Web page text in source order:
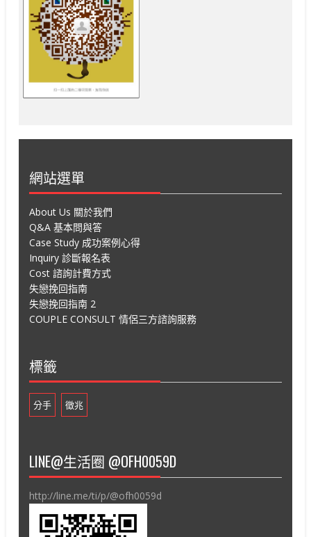
網站選單
About Us 關於我們
Q&A 基本問與答
Case Study 成功案例心得
Inquiry 診斷報名表
Cost 諮詢計費方式
失戀挽回指南
失戀挽回指南 2
COUPLE CONSULT 情侶三方諮詢服務
標籤
分手 徵兆
LINE@生活圈 @OFH0059D
http://line.me/ti/p/@ofh0059d